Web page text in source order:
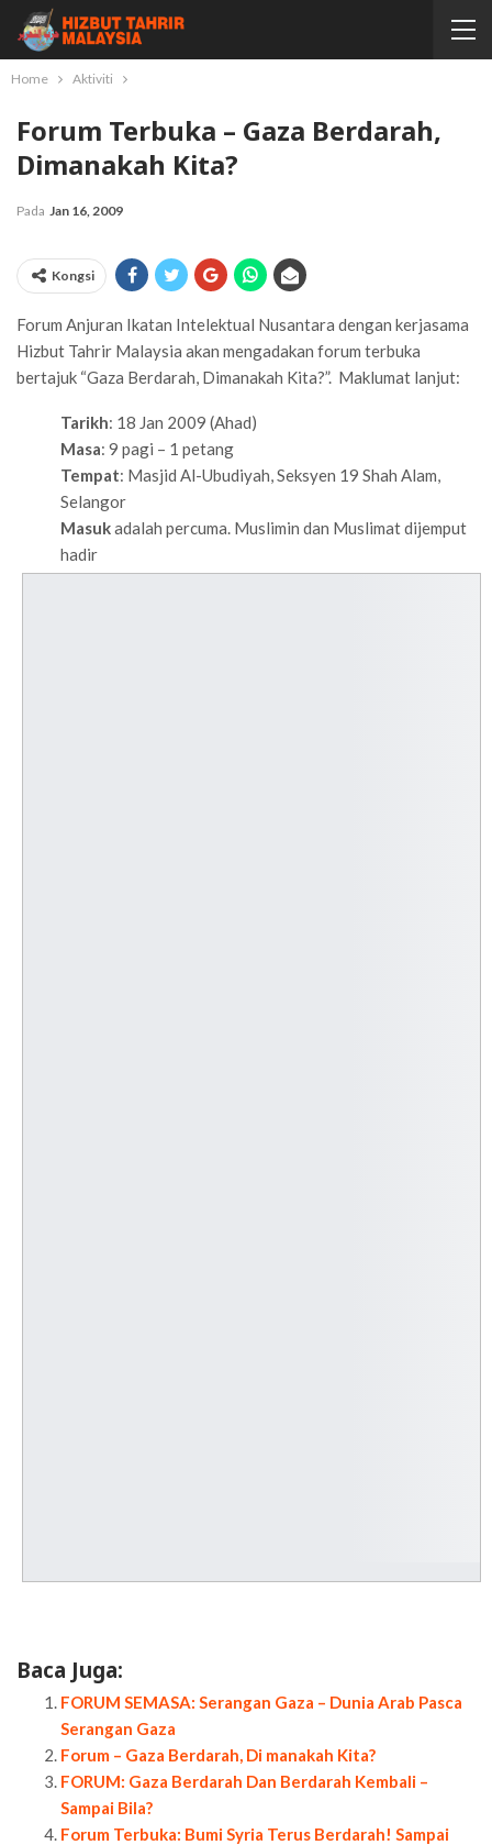
Home Aktiviti
Forum Terbuka – Gaza Berdarah,
Dimanakah Kita?
Pada Jan 16, 2009
Kongsi
Forum Anjuran Ikatan Intelektual Nusantara dengan kerjasama
Hizbut Tahrir Malaysia akan mengadakan forum terbuka
bertajuk “Gaza Berdarah, Dimanakah Kita?”. Maklumat lanjut:
Tarikh: 18 Jan 2009 (Ahad)
Masa: 9 pagi – 1 petang
Tempat: Masjid Al-Ubudiyah, Seksyen 19 Shah Alam,
Selangor
Masukadalah percuma. Muslimin dan Muslimat dijemput
hadir
Baca Juga:
FORUM SEMASA: Serangan Gaza – Dunia Arab Pasca
Serangan Gaza
Forum – Gaza Berdarah, Di manakah Kita?
FORUM: Gaza Berdarah Dan Berdarah Kembali –
Sampai Bila?
Forum Terbuka: Bumi Syria Terus Berdarah! Sampai